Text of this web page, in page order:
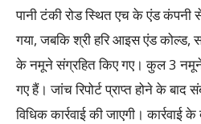
पानी टंकी रोड स्थित एच के एंड कंपनी
गया, जबकि श्री हरि आइस एंड कोल्ड,
के नमूने संग्रहित किए गए। कुल 3
गए हैं। जांच रिपोर्ट प्राप्त होने के बाद
विधिक कार्रवाई की जाएगी।